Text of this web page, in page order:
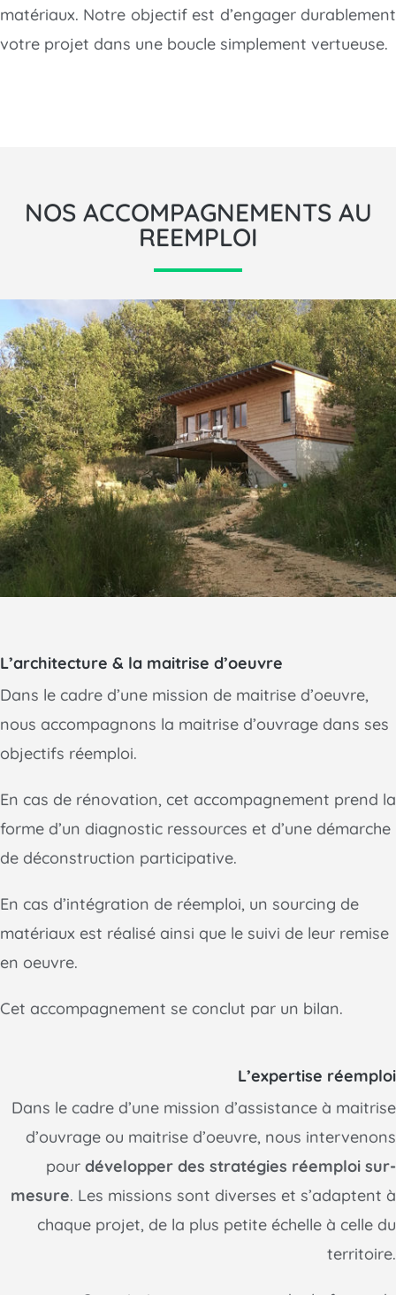
matériaux. Notre objectif est d’engager durablement
votre projet dans une boucle simplement vertueuse.
NOS ACCOMPAGNEMENTS AU
REEMPLOI
L’architecture & la maitrise d’oeuvre
Dans le cadre d’une mission de maitrise d’oeuvre,
nous accompagnons la maitrise d’ouvrage dans ses
objectifs réemploi.
En cas de rénovation, cet accompagnement prend la
forme d’un diagnostic ressources et d’une démarche
de déconstruction participative.
En cas d’intégration de réemploi, un sourcing de
matériaux est réalisé ainsi que le suivi de leur remise
en oeuvre.
Cet accompagnement se conclut par un bilan.
L’expertise réemploi
Dans le cadre d’une mission d’assistance à maitrise
d’ouvrage ou maitrise d’oeuvre, nous intervenons
pour développer des stratégies réemploi sur-
mesure. Les missions sont diverses et s’adaptent à
chaque projet, de la plus petite échelle à celle du
territoire.